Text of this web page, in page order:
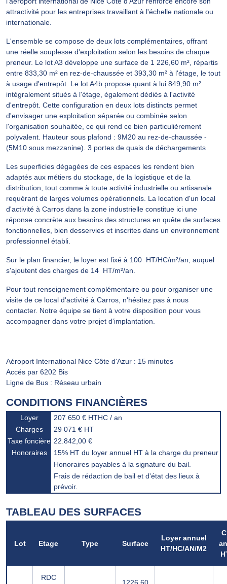
attractivité pour les entreprises travaillant à l'échelle nationale ou
internationale.
L'ensemble se compose de deux lots complémentaires, offrant
une réelle souplesse d'exploitation selon les besoins de chaque
preneur. Le lot A3 développe une surface de 1 226,60 m², répartis
entre 833,30 m² en rez-de-chaussée et 393,30 m² à l'étage, le tout
à usage d'entrepôt. Le lot A4b propose quant à lui 849,90 m²
intégralement situés à l'étage, également dédiés à l'activité
d'entrepôt. Cette configuration en deux lots distincts permet
d'envisager une exploitation séparée ou combinée selon
l'organisation souhaitée, ce qui rend ce bien particulièrement
polyvalent. Hauteur sous plafond : 9M20 au rez-de-chaussée -
(5M10 sous mezzanine). 3 portes de quais de déchargements
Les superficies dégagées de ces espaces les rendent bien
adaptés aux métiers du stockage, de la logistique et de la
distribution, tout comme à toute activité industrielle ou artisanale
requérant de larges volumes opérationnels. La location d'un local
d'activité à Carros dans la zone industrielle constitue ici une
réponse concrète aux besoins des structures en quête de surfaces
fonctionnelles, bien desservies et inscrites dans un environnement
professionnel établi.
Sur le plan financier, le loyer est fixé à 100  HT/HC/m²/an, auquel
s'ajoutent des charges de 14  HT/m²/an.
Pour tout renseignement complémentaire ou pour organiser une
visite de ce local d'activité à Carros, n'hésitez pas à nous
contacter. Notre équipe se tient à votre disposition pour vous
accompagner dans votre projet d'implantation.
Aéroport International Nice Côte d'Azur : 15 minutes
Accés par 6202 Bis
Ligne de Bus : Réseau urbain
CONDITIONS FINANCIÈRES
Loyer
207 650 € HTHC / an
Charges
29 071 € HT
Taxe foncière 22.842,00 €
Honoraires
15% HT du loyer annuel HT à la charge du preneur
Honoraires payables à la signature du bail.
Frais de rédaction de bail et d'état des lieux à
prévoir.
TABLEAU DES SURFACES
Lot Etage Type Surface
Loyer annuel
HT/HC/AN/M2
RDC